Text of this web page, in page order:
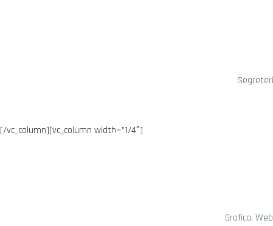
[/vc_column][vc_column width=”1/4″]
Grafica,